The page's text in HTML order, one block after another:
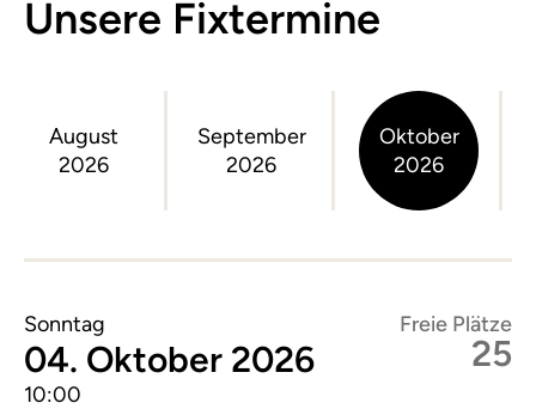
Unsere Fixtermine
August
2026
September
2026
Oktober
2026
Sonntag
04. Oktober 2026
10:00
Freie Plätze
25